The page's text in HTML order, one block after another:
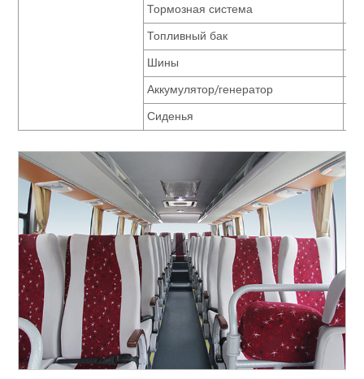
Тормозная система
Топливный бак
Шины
Аккумулятор/генератор
Сиденья